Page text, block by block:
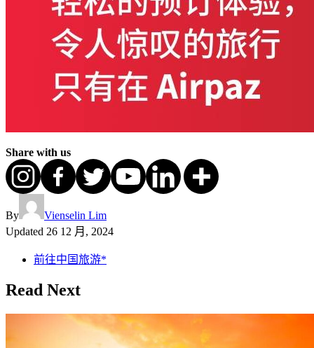
Share with us
By
Vienselin Lim
Updated 26 12 月, 2024
前往中国旅游*
Read Next